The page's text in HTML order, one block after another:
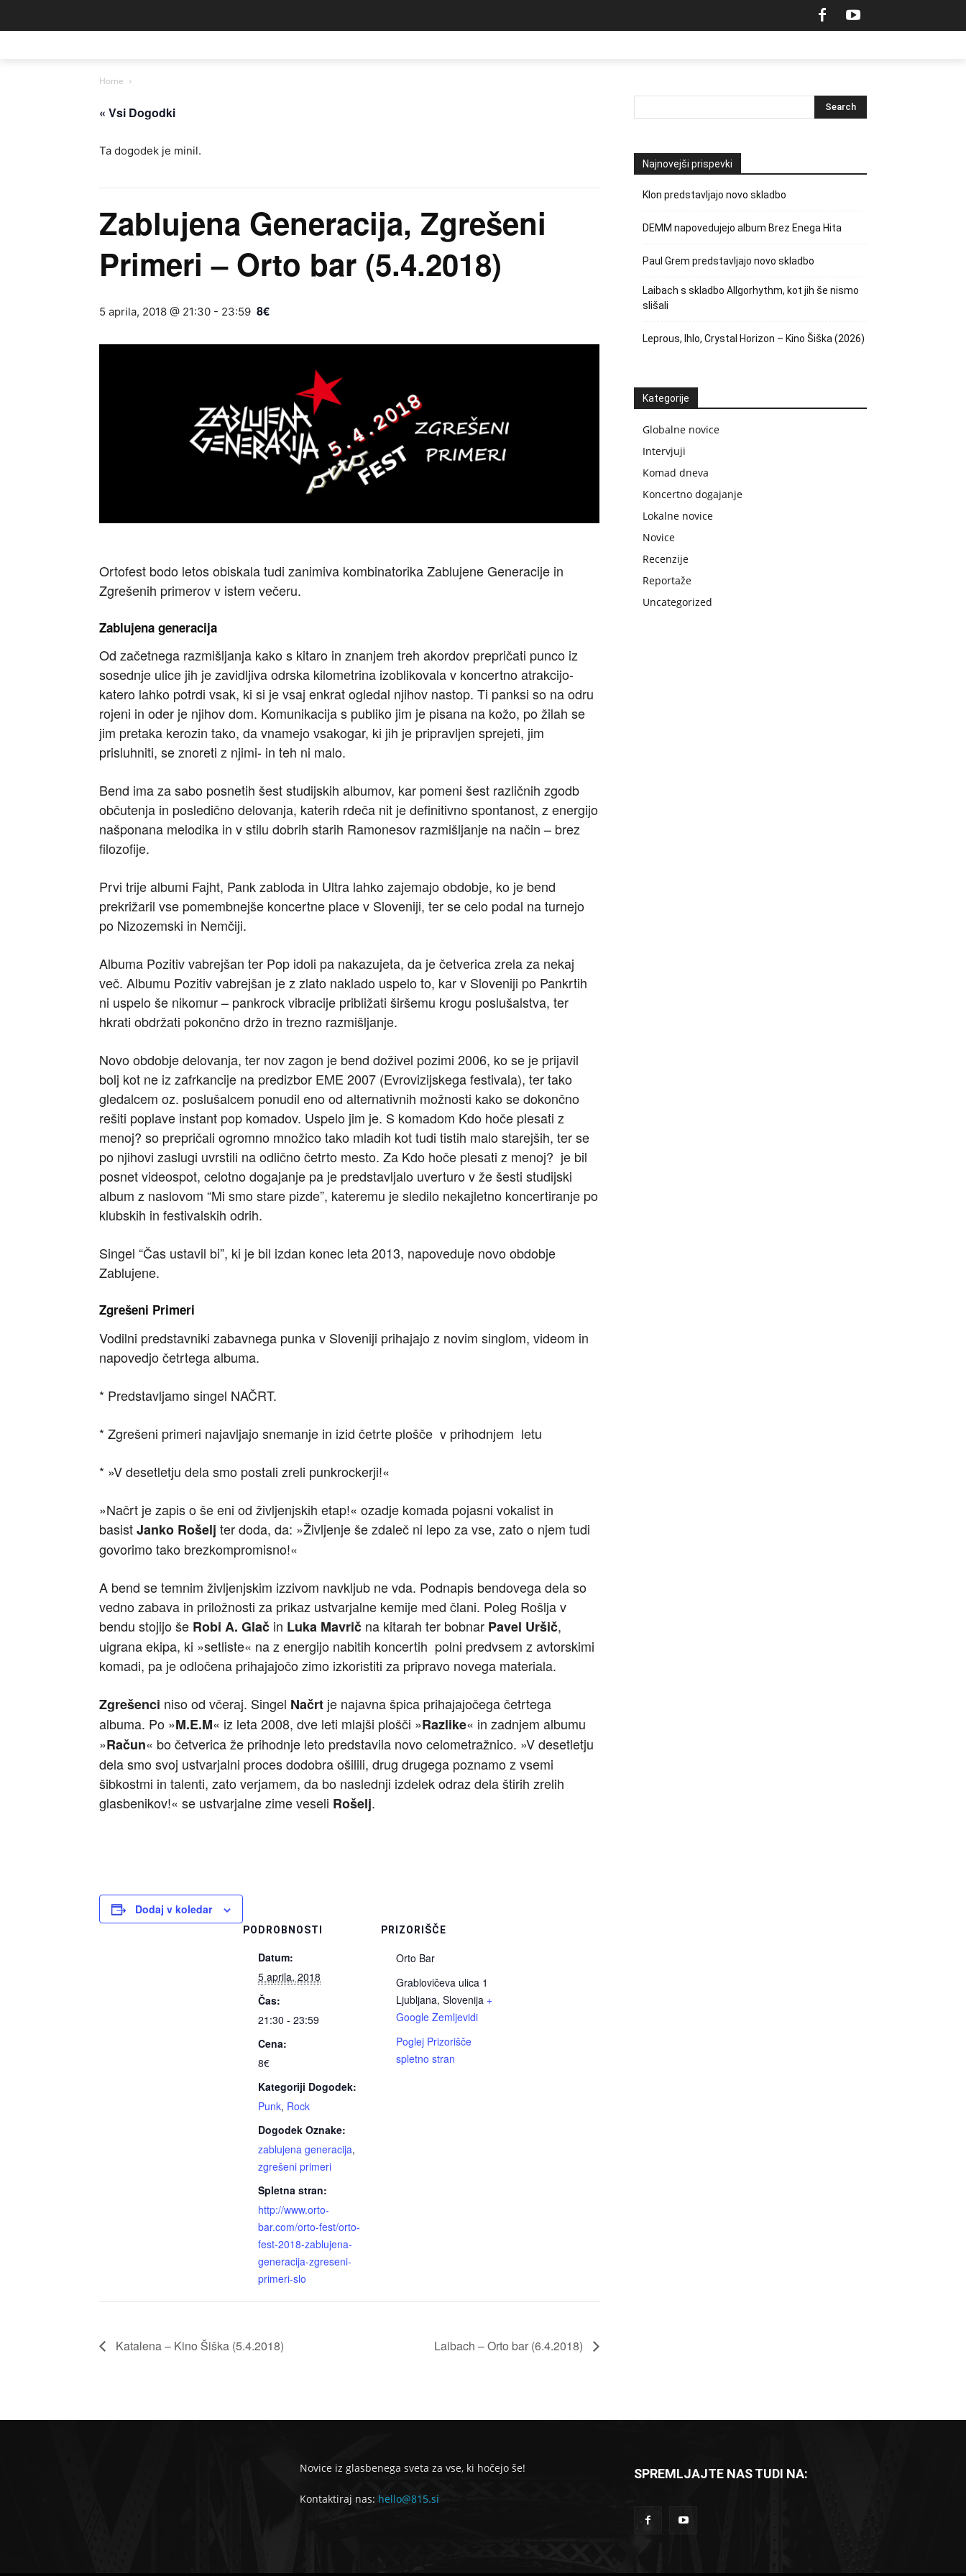
Home
« Vsi Dogodki
Ta dogodek je minil.
Zablujena Generacija, Zgrešeni
Primeri – Orto bar (5.4.2018)
5 aprila, 2018 @ 21:30 - 23:59 8€
Ortofest bodo letos obiskala tudi zanimiva kombinatorika Zablujene Generacije in
Zgrešenih primerov v istem večeru.
Zablujena generacija
Od začetnega razmišljanja kako s kitaro in znanjem treh akordov prepričati punco iz
sosednje ulice jih je zavidljiva odrska kilometrina izoblikovala v koncertno atrakcijo-
katero lahko potrdi vsak, ki si je vsaj enkrat ogledal njihov nastop. Ti panksi so na odru
rojeni in oder je njihov dom. Komunikacija s publiko jim je pisana na kožo, po žilah se
jim pretaka kerozin tako, da vnamejo vsakogar, ki jih je pripravljen sprejeti, jim
prisluhniti, se znoreti z njimi- in teh ni malo.
Bend ima za sabo posnetih šest studijskih albumov, kar pomeni šest različnih zgodb
občutenja in posledično delovanja, katerih rdeča nit je definitivno spontanost, z energijo
našponana melodika in v stilu dobrih starih Ramonesov razmišljanje na način – brez
filozofije.
Prvi trije albumi Fajht, Pank zabloda in Ultra lahko zajemajo obdobje, ko je bend
prekrižaril vse pomembnejše koncertne place v Sloveniji, ter se celo podal na turnejo
po Nizozemski in Nemčiji.
Albuma Pozitiv vabrejšan ter Pop idoli pa nakazujeta, da je četverica zrela za nekaj
več. Albumu Pozitiv vabrejšan je z zlato naklado uspelo to, kar v Sloveniji po Pankrtih
ni uspelo še nikomur – pankrock vibracije približati širšemu krogu poslušalstva, ter
hkrati obdržati pokončno držo in trezno razmišljanje.
Novo obdobje delovanja, ter nov zagon je bend doživel pozimi 2006, ko se je prijavil
bolj kot ne iz zafrkancije na predizbor EME 2007 (Evrovizijskega festivala), ter tako
gledalcem oz. poslušalcem ponudil eno od alternativnih možnosti kako se dokončno
rešiti poplave instant pop komadov. Uspelo jim je. S komadom Kdo hoče plesati z
menoj? so prepričali ogromno množico tako mladih kot tudi tistih malo starejših, ter se
po njihovi zaslugi uvrstili na odlično četrto mesto. Za Kdo hoče plesati z menoj? je bil
posnet videospot, celotno dogajanje pa je predstavljalo uverturo v že šesti studijski
album z naslovom “Mi smo stare pizde”, kateremu je sledilo nekajletno koncertiranje po
klubskih in festivalskih odrih.
Singel “Čas ustavil bi”, ki je bil izdan konec leta 2013, napoveduje novo obdobje
Zablujene.
Zgrešeni Primeri
Vodilni predstavniki zabavnega punka v Sloveniji prihajajo z novim singlom, videom in
napovedjo četrtega albuma.
* Predstavljamo singel NAČRT.
* Zgrešeni primeri najavljajo snemanje in izid četrte plošče v prihodnjem letu
* »V desetletju dela smo postali zreli punkrockerji!«
»Načrt je zapis o še eni od življenjskih etap!« ozadje komada pojasni vokalist in
basistJanko Rošelj ter doda, da: »Življenje še zdaleč ni lepo za vse, zato o njem tudi
govorimo tako brezkompromisno!«
A bend se temnim življenjskim izzivom navkljub ne vda. Podnapis bendovega dela so
vedno zabava in priložnosti za prikaz ustvarjalne kemije med člani. Poleg Rošlja v
bendu stojijo še Robi A. Glač in Luka Mavrič na kitarah ter bobnar Pavel Uršič,
uigrana ekipa, ki »setliste« na z energijo nabitih koncertih polni predvsem z avtorskimi
komadi, pa je odločena prihajajočo zimo izkoristiti za pripravo novega materiala.
Zgrešenci niso od včeraj. Singel Načrt je najavna špica prihajajočega četrtega
albuma. Po »M.E.M« iz leta 2008, dve leti mlajši plošči »Razlike« in zadnjem albumu
»Račun« bo četverica že prihodnje leto predstavila novo celometražnico. »V desetletju
dela smo svoj ustvarjalni proces dodobra ošilili, drug drugega poznamo z vsemi
šibkostmi in talenti, zato verjamem, da bo naslednji izdelek odraz dela štirih zrelih
glasbenikov!« se ustvarjalne zime veseli Rošelj.
Dodaj v koledar
PODROBNOSTI
Datum:
5 aprila, 2018
Čas:
21:30 - 23:59
Cena:
8€
Kategoriji Dogodek:
Punk, Rock
Dogodek Oznake:
zablujena generacija,
zgrešeni primeri
Spletna stran:
http://www.orto-
bar.com/orto-fest/orto-
fest-2018-zablujena-
generacija-zgreseni-
primeri-slo
PRIZORIŠČE
Orto Bar
Grablovičeva ulica 1
Ljubljana, Slovenija +
Google Zemljevidi
Poglej Prizorišče
spletno stran
Katalena – Kino Šiška (5.4.2018) Laibach – Orto bar (6.4.2018)
Najnovejši prispevki
Klon predstavljajo novo skladbo
DEMM napovedujejo album Brez Enega Hita
Paul Grem predstavljajo novo skladbo
Laibach s skladbo Allgorhythm, kot jih še nismo
slišali
Leprous, Ihlo, Crystal Horizon – Kino Šiška (2026)
Kategorije
Globalne novice
Intervjuji
Komad dneva
Koncertno dogajanje
Lokalne novice
Novice
Recenzije
Reportaže
Uncategorized
Novice iz glasbenega sveta za vse, ki hočejo še!
Kontaktiraj nas: hello@815.si
SPREMLJAJTE NAS TUDI NA: